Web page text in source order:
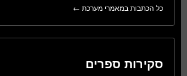
כל הכתבות במאמרי מערכת ←
סקירות ספרים